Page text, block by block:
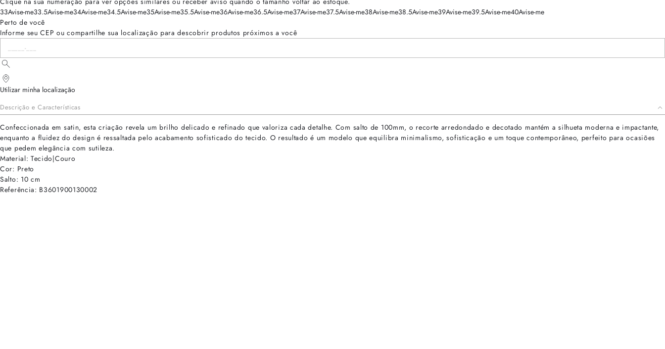
33Avise-me33.5Avise-me34Avise-me34.5Avise-me35Avise-me35.5Avise-me36Avise-me36.5Avise-me37Avise-me37.5Avise-me38Avise-me38.5Avise-me39Avise-me39.5Avise-me40Avise-me
Perto de você
Informe seu CEP ou compartilhe sua localização para descobrir produtos próximos a você
Utilizar minha localização
Descrição e Características
Confeccionada em satin, esta criação revela um brilho delicado e refinado que valoriza cada detalhe. Com salto de 100mm, o recorte arredondado e decotado mantém a silhueta moderna e impactante,
enquanto a fluidez do design é ressaltada pelo acabamento sofisticado do tecido. O resultado é um modelo que equilibra minimalismo, sofisticação e um toque contemporâneo, perfeito para ocasiões
que pedem elegância com sutileza.
Material: Tecido|Couro
Cor: Preto
Salto: 10 cm
Referência: B3601900130002